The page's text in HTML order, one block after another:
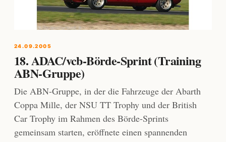
24.09.2005
18. ADAC/vcb-Börde-Sprint (Training
ABN-Gruppe)
Die ABN-Gruppe, in der die Fahrzeuge der Abarth
Coppa Mille, der NSU TT Trophy und der British
Car Trophy im Rahmen des Börde-Sprints
gemeinsam starten, eröffnete einen spannenden